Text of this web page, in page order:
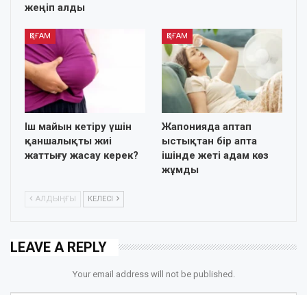
жеңіп алды
ҚОҒАМ
Іш майын кетіру үшін
қаншалықты жиі
жаттығу жасау керек?
ҚОҒАМ
Жапонияда аптап
ыстықтан бір апта
ішінде жеті адам көз
жұмды
АЛДЫҢҒЫ КЕЛЕСІ
LEAVE A REPLY
Your email address will not be published.